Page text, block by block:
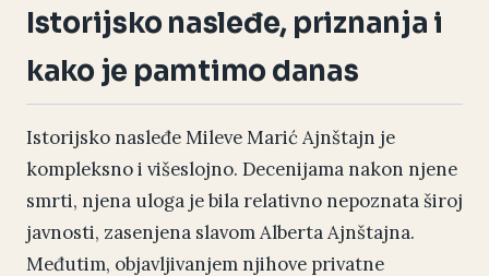
Istorijsko nasleđe, priznanja i
kako je pamtimo danas
Istorijsko nasleđe Mileve Marić Ajnštajn je
kompleksno i višeslojno. Decenijama nakon njene
smrti, njena uloga je bila relativno nepoznata široj
javnosti, zasenjena slavom Alberta Ajnštajna.
Međutim, objavljivanjem njihove privatne